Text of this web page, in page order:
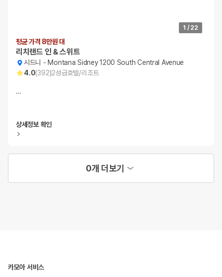
1 / 22
평균 가격 8만원 대
리치랜드 인 & 스위트
시드니 - Montana Sidney 1200 South Central Avenue
4.0(392)2성급호텔/리조트
…
상세정보 확인
0개 더보기
카모아 서비스